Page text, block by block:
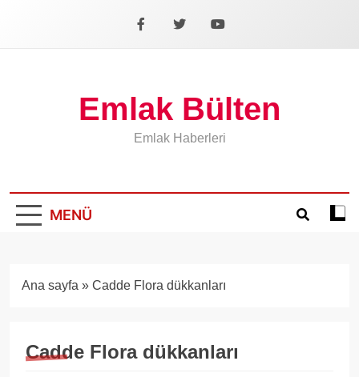
Facebook
X YouTube
Emlak Bülten
Emlak Haberleri
MENÜ
Koyu
Ana sayfa » Cadde Flora dükkanları
Cadde Flora dükkanları